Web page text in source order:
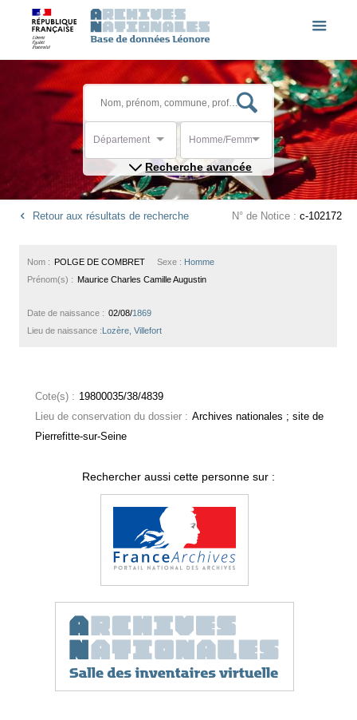
Département Homme/Femme
Recherche avancée
Retour aux résultats de recherche N° de Notice : c-102172
Sexe : Homme
Nom : POLGE DE COMBRET
Prénom(s) : Maurice Charles Camille Augustin
Date de naissance : 02/08/1869
Lieu de naissance :Lozère, Villefort
Cote(s) : 19800035/38/4839
Lieu de conservation du dossier : Archives nationales ; site de
Pierrefitte-sur-Seine
Rechercher aussi cette personne sur :